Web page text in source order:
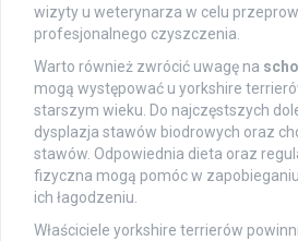
wizyty u weterynarza w celu
profesjonalnego czyszczenia.
Warto również zwrócić uwagę na
mogą występować u yorkshire
starszym wieku. Do najczęstszych
dysplazja stawów biodrowych oraz
stawów. Odpowiednia dieta oraz
fizyczna mogą pomóc w
ich łagodzeniu.
Właściciele yorkshire terrierów